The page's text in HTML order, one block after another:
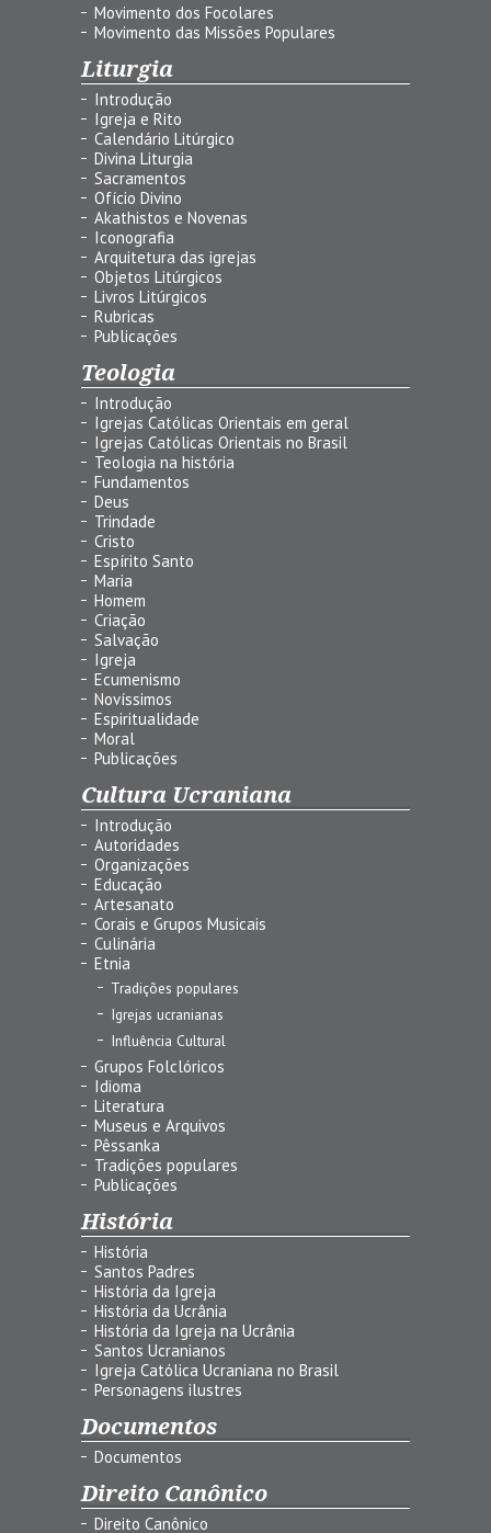
Movimento dos Focolares
Movimento das Missões Populares
Liturgia
Introdução
Igreja e Rito
Calendário Litúrgico
Divina Liturgia
Sacramentos
Ofício Divino
Akathistos e Novenas
Iconografia
Arquitetura das igrejas
Objetos Litúrgicos
Livros Litúrgicos
Rubricas
Publicações
Teologia
Introdução
Igrejas Católicas Orientais em geral
Igrejas Católicas Orientais no Brasil
Teologia na história
Fundamentos
Deus
Trindade
Cristo
Espírito Santo
Maria
Homem
Criação
Salvação
Igreja
Ecumenismo
Novíssimos
Espiritualidade
Moral
Publicações
Cultura Ucraniana
Introdução
Autoridades
Organizações
Educação
Artesanato
Corais e Grupos Musicais
Culinária
Etnia
Tradições populares
Igrejas ucranianas
Influência Cultural
Grupos Folclóricos
Idioma
Literatura
Museus e Arquivos
Pêssanka
Tradições populares
Publicações
História
História
Santos Padres
História da Igreja
História da Ucrânia
História da Igreja na Ucrânia
Santos Ucranianos
Igreja Católica Ucraniana no Brasil
Personagens ilustres
Documentos
Documentos
Direito Canônico
Direito Canônico